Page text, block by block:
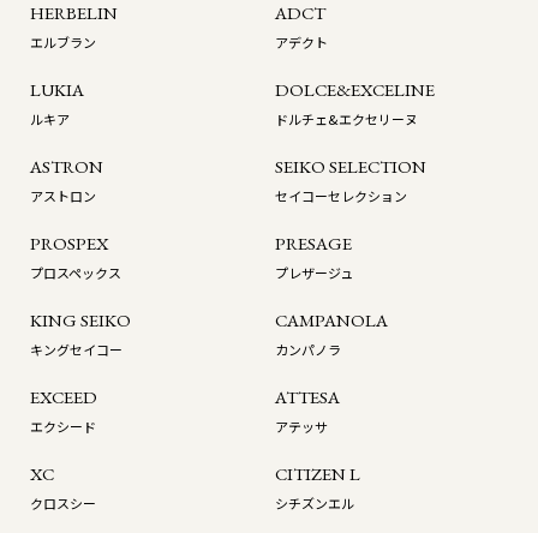
HERBELIN
エルブラン
ADCT
アデクト
LUKIA
ルキア
DOLCE&EXCELINE
ドルチェ&エクセリーヌ
ASTRON
アストロン
SEIKO SELECTION
セイコーセレクション
PROSPEX
プロスペックス
PRESAGE
プレザージュ
KING SEIKO
キングセイコー
CAMPANOLA
カンパノラ
EXCEED
エクシード
ATTESA
アテッサ
XC
クロスシー
CITIZEN L
シチズンエル